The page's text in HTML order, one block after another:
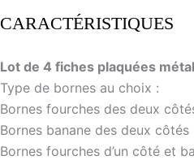
CARACTÉRISTIQUES
Lot de 4 fiches plaquées
Type de bornes au choix :
Bornes fourches des deux
Bornes banane des deux côtés
Bornes fourches d’un côté et